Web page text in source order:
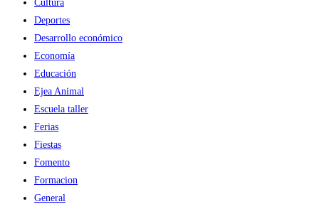
Cultura
Deportes
Desarrollo económico
Economía
Educación
Ejea Animal
Escuela taller
Ferias
Fiestas
Fomento
Formacion
General